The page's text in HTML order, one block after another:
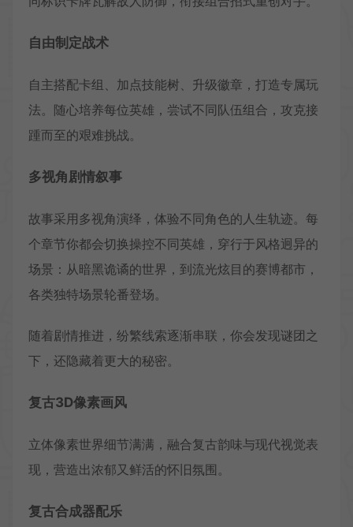
自由制定战术
自主搭配卡组、加点技能树、升级徽章，打造专属玩
法。随心培养每位英雄，尝试不同队伍组合，攻克接
踵而至的艰难挑战。
多视角剧情叙事
故事采用多视角演绎，体验不同角色的人生轨迹。每
个章节你都会切换操控不同英雄，穿行于风格迥异的
场景：从暗黑诡谲的世界，到流光炫目的赛博都市，
各类独特场景轮番登场。
随着剧情推进，纷繁线索逐渐串联，你会发现谜团之
下，还隐藏着更大的秘密。
复古3D像素画风
立体像素世界细节满满，融合复古韵味与现代视觉表
现，营造出浓郁又鲜活的怀旧氛围。
复古合成器配乐